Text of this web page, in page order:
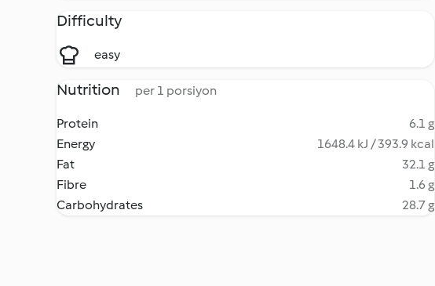
Difficulty
easy
Nutrition per 1 porsiyon
Protein
6.1 g
Energy
1648.4 kJ / 393.9 kcal
Fat
32.1 g
Fibre
1.6 g
Carbohydrates
28.7 g